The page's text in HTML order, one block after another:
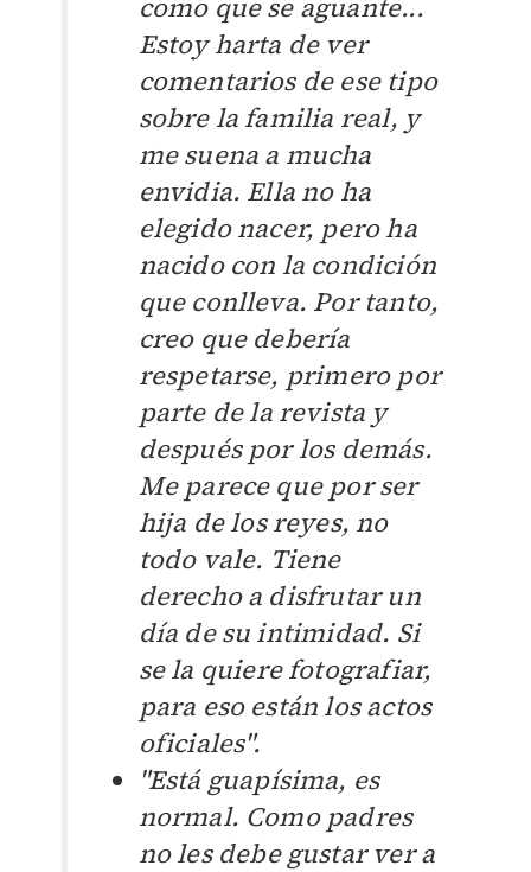
como que se aguante...
Estoy harta de ver
comentarios de ese tipo
sobre la familia real, y
me suena a mucha
envidia. Ella no ha
elegido nacer, pero ha
nacido con la condición
que conlleva. Por tanto,
creo que debería
respetarse, primero por
parte de la revista y
después por los demás.
Me parece que por ser
hija de los reyes, no
todo vale. Tiene
derecho a disfrutar un
día de su intimidad. Si
se la quiere fotografiar,
para eso están los actos
oficiales".
"Está guapísima, es
normal. Como padres
no les debe gustar ver a